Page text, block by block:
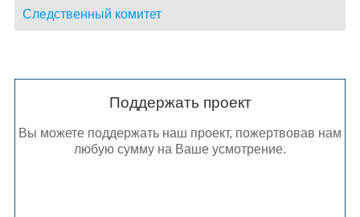
Следственный комитет
Поддержать проект
Вы можете поддержать наш проект, пожертвовав нам
любую сумму на Ваше усмотрение.